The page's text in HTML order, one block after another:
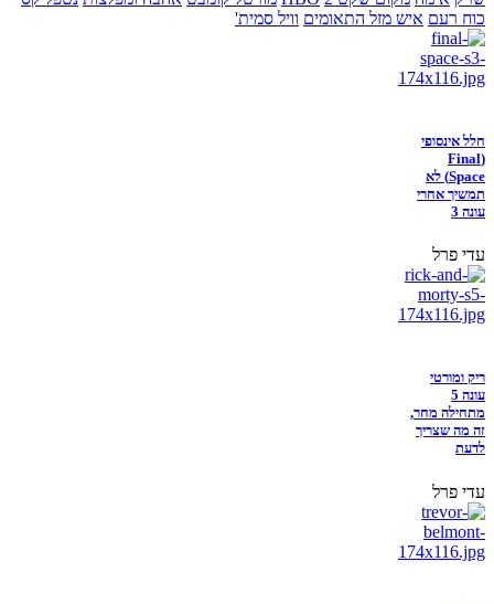
כוח רעם איש מזל התאומים וויל סמית'
חלל אינסופי
(Final
Space) לא
תמשיך אחרי
עונה 3
עדי פרל
ריק ומורטי
עונה 5
מתחילה מחר,
זה מה שצריך
לדעת
עדי פרל